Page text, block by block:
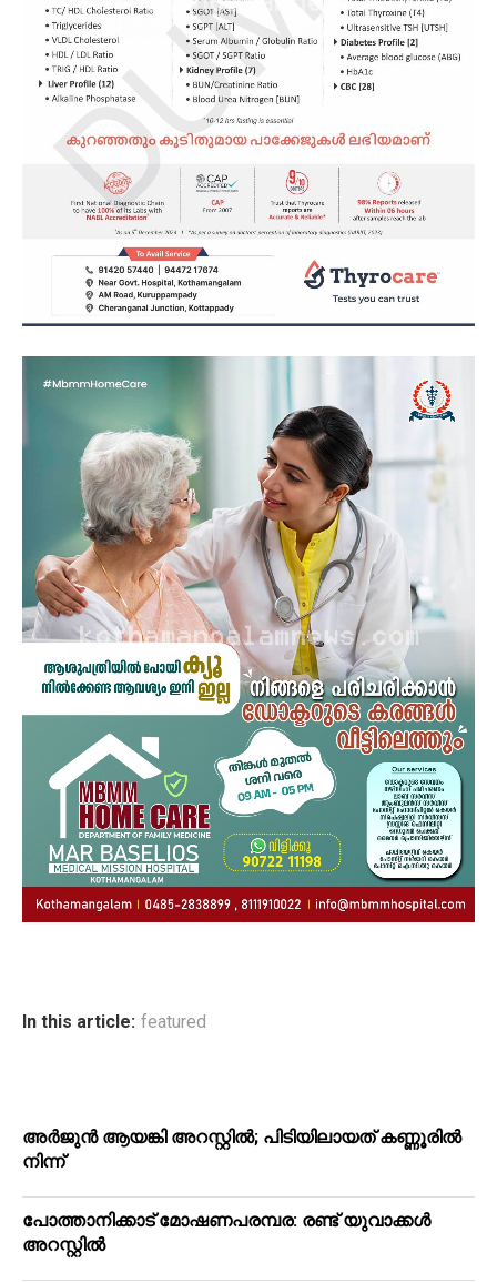
In this article: featured
അർജുൻ ആയങ്കി അറസ്റ്റിൽ; പിടിയിലായത് കണ്ണൂരിൽ
നിന്ന്
പോത്താനിക്കാട് മോഷണപരമ്പര: രണ്ട് യുവാക്കൾ
അറസ്റ്റിൽ